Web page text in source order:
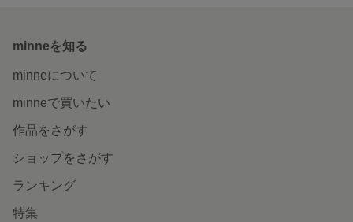
minneを知る
minneについて
minneで買いたい
作品をさがす
ショップをさがす
ランキング
特集